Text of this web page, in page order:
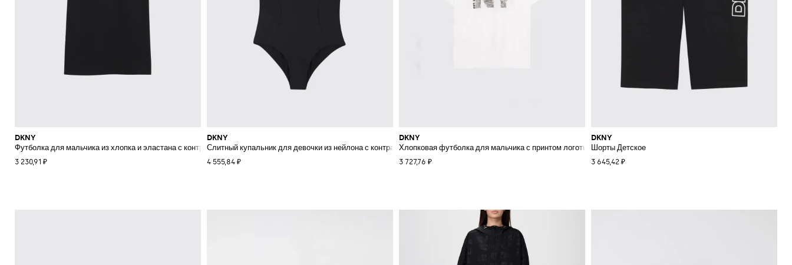
DKNY
Футболка для мальчика из хлопка и эластана с контрастным принтом логотипа
3 230,91 ₽
DKNY
Слитный купальник для девочки из нейлона с контрастным логотипом и U-образным вырезом
4 555,84 ₽
DKNY
Хлопковая футболка для мальчика с принтом логотипа и спущенными плечами
3 727,76 ₽
DKNY
Шорты Детское
3 645,42 ₽